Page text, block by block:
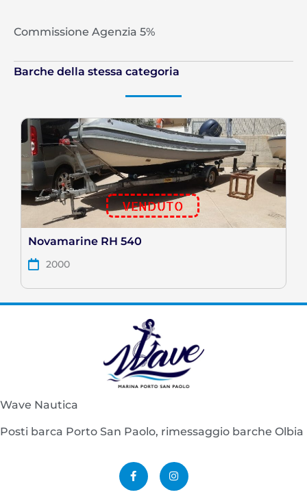
Commissione Agenzia 5%
Barche della stessa categoria
VENDUTO
Novamarine RH 540
2000
Wave Nautica
Posti barca Porto San Paolo, rimessaggio barche Olbia
a
c
e
b
n
s
t
a